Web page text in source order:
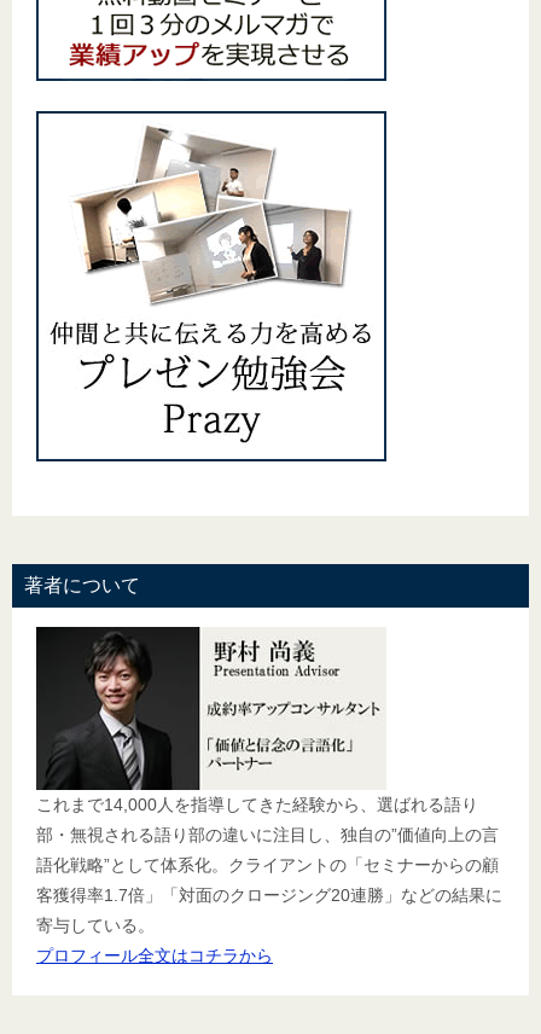
著者について
これまで14,000人を指導してきた経験から、選ばれる語り
部・無視される語り部の違いに注目し、独自の”価値向上の言
語化戦略”として体系化。クライアントの「セミナーからの顧
客獲得率1.7倍」「対面のクロージング20連勝」などの結果に
寄与している。
プロフィール全文はコチラから